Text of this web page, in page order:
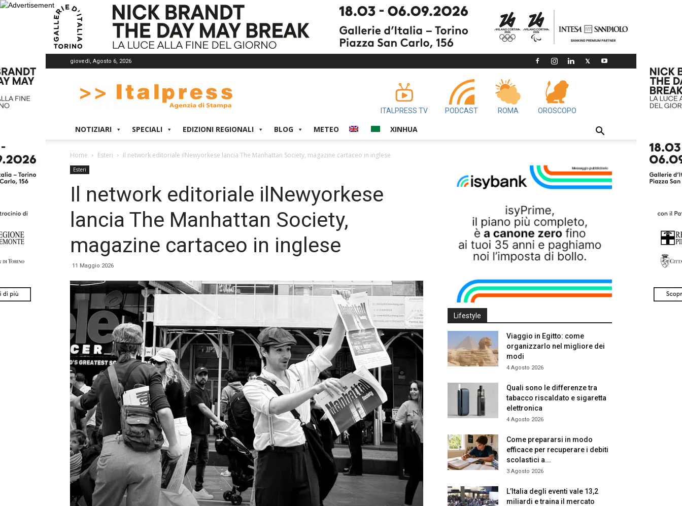
giovedì, Agosto 6, 2026
ITALPRESS TV PODCAST ROMA OROSCOPO
NOTIZIARI SPECIALI EDIZIONI REGIONALI BLOG METEO XINHUA
Home Esteri Il network editoriale ilNewyorkese lancia The Manhattan Society, magazine cartaceo in inglese
Esteri
Il network editoriale ilNewyorkese
lancia The Manhattan Society,
magazine cartaceo in inglese
11 Maggio 2026
Lifestyle
Viaggio in Egitto: come
organizzarlo nel migliore dei
modi
4 Agosto 2026
Quali sono le differenze tra
tabacco riscaldato e sigaretta
elettronica
4 Agosto 2026
Come prepararsi in modo
efficace per recuperare i debiti
scolastici a...
3 Agosto 2026
L’Italia degli eventi vale 13,2
miliardi e traina il mercato